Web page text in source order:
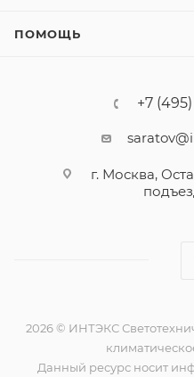
ПОМОЩЬ
+7
г. Москва,
2026 © ИНТЭКС
Данный ресурс носит